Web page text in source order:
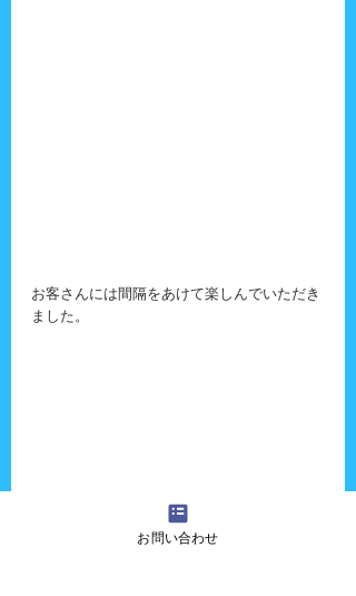
お客さんには間隔をあけて楽しんでいただき
ました。
お問い合わせ